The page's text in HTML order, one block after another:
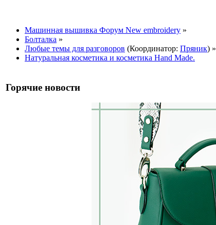
Машинная вышивка Форум New embroidery »
Болталка »
Любые темы для разговоров (Координатор: Пряник) »
Натуральная косметика и косметика Hand Made.
Горячие новости